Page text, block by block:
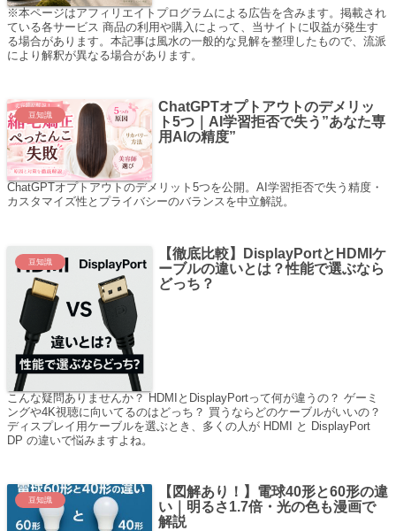
※本ページはアフィリエイトプログラムによる広告を含みます。掲載され
ている各サービス 商品の利用や購入によって、当サイトに収益が発生す
る場合があります。本記事は風水の一般的な見解を整理したもので、流派
により解釈が異なる場合があります。
豆知識
ChatGPTオプトアウトのデメリッ
ト5つ｜AI学習拒否で失う”あなた専
用AIの精度”
ChatGPTオプトアウトのデメリット5つを公開。AI学習拒否で失う精度・
カスタマイズ性とプライバシーのバランスを中立解説。
豆知識
【徹底比較】DisplayPortとHDMIケ
ーブルの違いとは？性能で選ぶなら
どっち？
こんな疑問ありませんか？ HDMIとDisplayPortって何が違うの？ ゲーミ
ングや4K視聴に向いてるのはどっち？ 買うならどのケーブルがいいの？
ディスプレイ用ケーブルを選ぶとき、多くの人が HDMI と DisplayPort
DP の違いで悩みますよね。
豆知識
【図解あり！】電球40形と60形の違
い｜明るさ1.7倍・光の色も漫画で
解説